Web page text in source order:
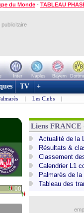
du Monde - TABLEAU
Inter Naples Bayern
TV +
| Les Clubs |
90
Liens FRANCE
Actualité de la
Résultats &
Classement
Calendrier L1
Palmarès de la
Tableau des